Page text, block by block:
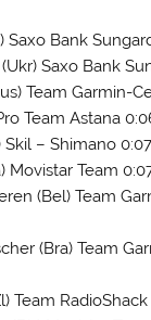
Saxo Bank
Saxo Bank
Team Garmin-
Team Astana
– Shimano
Movistar Team
(Bel) Team
(Bra) Team
Team RadioShack